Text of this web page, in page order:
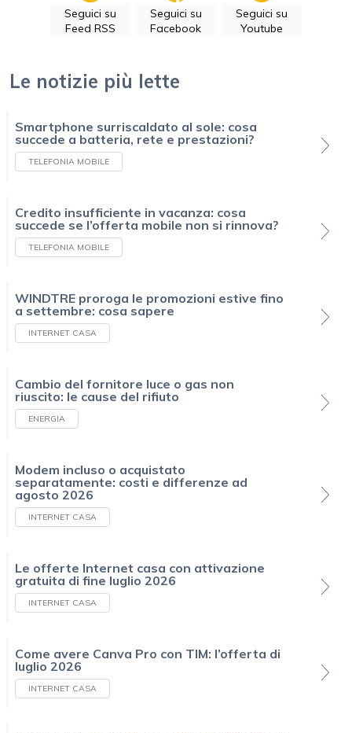
Seguici su
Feed RSS
Seguici su
Facebook
Seguici su
Youtube
Le notizie più lette
Smartphone surriscaldato al sole: cosa
succede a batteria, rete e prestazioni?
TELEFONIA MOBILE
Credito insufficiente in vacanza: cosa
succede se l’offerta mobile non si rinnova?
TELEFONIA MOBILE
WINDTRE proroga le promozioni estive fino
a settembre: cosa sapere
INTERNET CASA
Cambio del fornitore luce o gas non
riuscito: le cause del rifiuto
ENERGIA
Modem incluso o acquistato
separatamente: costi e differenze ad
agosto 2026
INTERNET CASA
Le offerte Internet casa con attivazione
gratuita di fine luglio 2026
INTERNET CASA
Come avere Canva Pro con TIM: l’offerta di
luglio 2026
INTERNET CASA